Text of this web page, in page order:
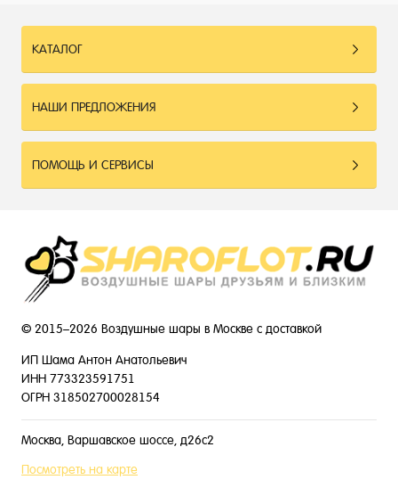
КАТАЛОГ
НАШИ ПРЕДЛОЖЕНИЯ
ПОМОЩЬ И СЕРВИСЫ
© 2015–2026 Воздушные шары в Москве с доставкой
ИП Шама Антон Анатольевич
ИНН 773323591751
ОГРН 318502700028154
Москва, Варшавское шоссе, д26с2
Посмотреть на карте